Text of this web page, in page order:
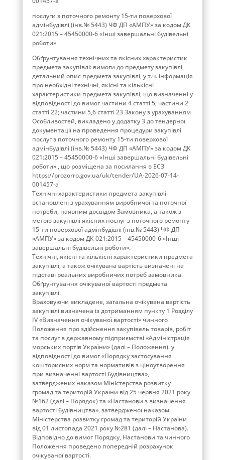
послуги з поточного ремонту 15-ти поверхової
адмінбудівлі (інв.№ 5443) ЧФ ДП «АМПУ» за кодом ДК
021:2015 – 45450000-6 «Інші завершальні будівельні
роботи»
Обґрунтування технічних та якісних характеристик
предмета закупівлі: вимоги до предмету закупівлі,
детальний опис предмета закупівлі, у т.ч. інформація
про необхідні технічні, якісні та кількісні
характеристики предмета закупівлі, що визначенні у
відповідності до вимог частини 4 статті 5; частини 2
статті 22; частини 5,6 статті 23 Закону з урахуванням
Особливостей, викладено у додатку 3 до тендерної
документації на проведення процедури закупівлі
послуг з поточного ремонту 15-ти поверхової
адмінбудівлі (інв.№ 5443) ЧФ ДП «АМПУ» за кодом ДК
021:2015 – 45450000-6 «Інші завершальні будівельні
роботи» , що розміщена за посилання в ЕСЗ
https://prozorro.gov.ua/uk/tender/UA-2026-07-14-
001457-a
Технічні характеристики предмета закупівлі
встановлені з урахуванням виробничої та поточної
потреби, наявним досвідом Замовника, а також з
метою закупівлі якісних послуг з поточного ремонту
15-ти поверхової адмінбудівлі (інв.№ 5443) ЧФ ДП
«АМПУ» за кодом ДК 021:2015 – 45450000-6 «Інші
завершальні будівельні роботи».
Технічні, якісні та кількісні характеристики предмета
закупівлі, а також очікувана вартість визначені на
підставі реальних виробничих потреб замовника.
Обґрунтування очікуваної вартості предмета
закупівлі.
Враховуючи викладене, загальна очікувана вартість
закупівлі визначена із дотриманням пункту 1 Розділу
ІV «Визначення очікуваної вартості» чинного
Положення про здійснення закупівель товарів, робіт
та послуг в державному підприємстві «Адміністрація
морських портів України» (далі – Положення). у
відповідності до вимог «Порядку застосування
кошторисних норм та нормативів з ціноутворення
при визначенні вартості будівництва»,
затверджених наказом Міністерства розвитку
громад та територій України від 25 червня 2021 року
№162 (далі – Порядок) та «Настанови з визначення
вартості будівництва», затвердженої наказом
Міністерства розвитку громад та територій України
від 01 листопада 2021 року №281 (далі – Настанова).
Відповідно до вимог Порядку, Настанови та чинного
Положення проведено попередній розрахунок
очікуваної вартості.